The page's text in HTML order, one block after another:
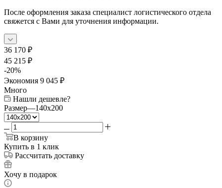
После оформления заказа специалист логистического отдела
свяжется с Вами для уточнения информации.
36 170 ₽
45 215 ₽
-20%
Экономия 9 045 ₽
Много
Нашли дешевле?
Размер—140x200
В корзину
Купить в 1 клик
Рассчитать доставку
Хочу в подарок